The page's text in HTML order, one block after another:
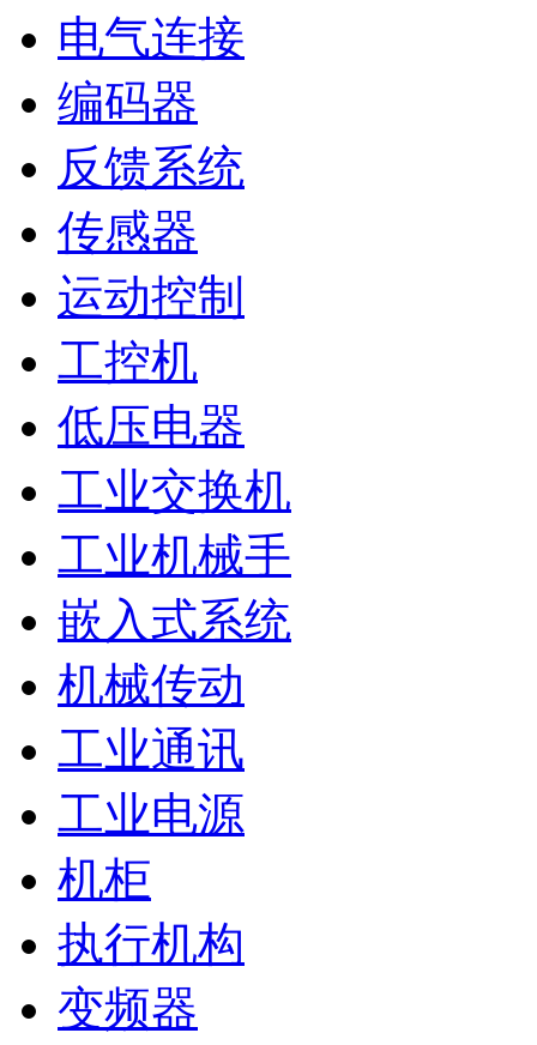
电气连接
编码器
反馈系统
传感器
运动控制
工控机
低压电器
工业交换机
工业机械手
嵌入式系统
机械传动
工业通讯
工业电源
机柜
执行机构
变频器